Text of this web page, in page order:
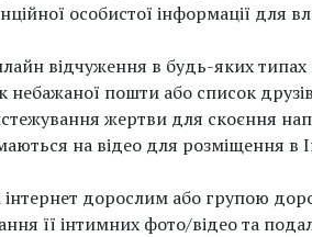
особистої інформації для
відчуження в будь-яких
пошти або список
жертви для скоєння
на відео для розміщення
дорослим або групою
її інтимних фото/відео та